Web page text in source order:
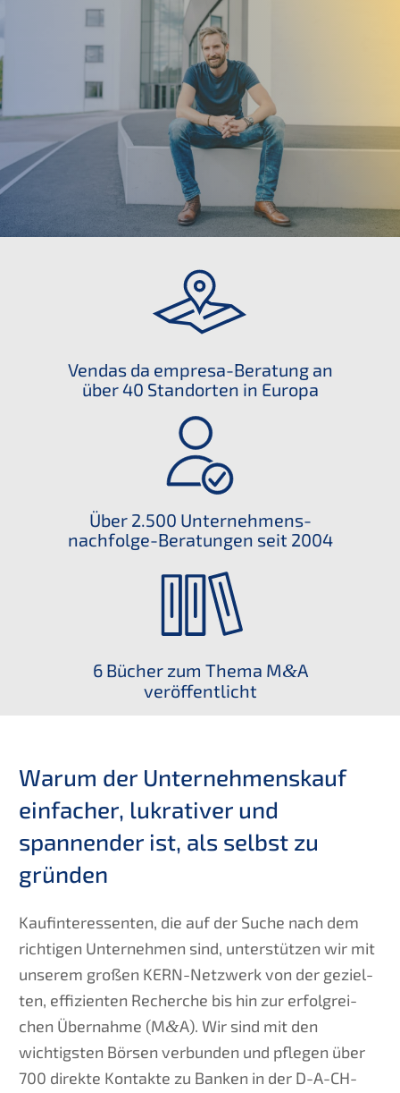
Vendas da empre­sa-Beratung an
über 40 Stand­or­ten in Europa
Über 2.500 Unternehmens­
nachfolge-Beratun­gen seit 2004
6 Bücher zum Thema M&A
veröffentlicht
Warum der Unter­nehmens­kauf
einfa­cher, lukra­ti­ver und
spannen­der ist, als selbst zu
gründen
Kaufin­ter­es­sen­ten, die auf der Suche nach dem
richti­gen Unter­neh­men sind, unter­stüt­zen wir mit
unserem großen KERN-Netzwerk von der geziel­
ten, effizi­en­ten Recher­che bis hin zur erfolg­rei­
chen Übernah­me (M&A). Wir sind mit den
wichtigs­ten Börsen verbun­den und pflegen über
700 direk­te Kontak­te zu Banken in der D-A-CH-